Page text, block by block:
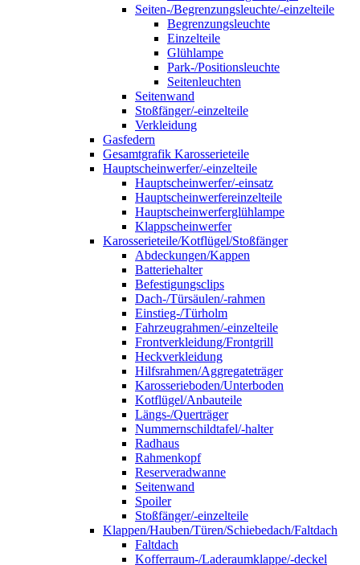
Seiten-/Begrenzungsleuchte/-einzelteile
Begrenzungsleuchte
Einzelteile
Glühlampe
Park-/Positionsleuchte
Seitenleuchten
Seitenwand
Stoßfänger/-einzelteile
Verkleidung
Gasfedern
Gesamtgrafik Karosserieteile
Hauptscheinwerfer/-einzelteile
Hauptscheinwerfer/-einsatz
Hauptscheinwerfereinzelteile
Hauptscheinwerferglühlampe
Klappscheinwerfer
Karosserieteile/Kotflügel/Stoßfänger
Abdeckungen/Kappen
Batteriehalter
Befestigungsclips
Dach-/Türsäulen/-rahmen
Einstieg-/Türholm
Fahrzeugrahmen/-einzelteile
Frontverkleidung/Frontgrill
Heckverkleidung
Hilfsrahmen/Aggregateträger
Karosserieboden/Unterboden
Kotflügel/Anbauteile
Längs-/Querträger
Nummernschildtafel/-halter
Radhaus
Rahmenkopf
Reserveradwanne
Seitenwand
Spoiler
Stoßfänger/-einzelteile
Klappen/Hauben/Türen/Schiebedach/Faltdach
Faltdach
Kofferraum-/Laderaumklappe/-deckel